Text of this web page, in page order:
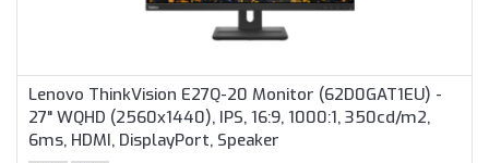
Lenovo ThinkVision E27Q-20 Monitor (62D0GAT1EU) -
27" WQHD (2560x1440), IPS, 16:9, 1000:1, 350cd/m2,
6ms, HDMI, DisplayPort, Speaker